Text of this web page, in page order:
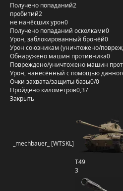
Получено попаданий2
пробитий2
не нанёсших урон0
Получено попаданий осколками0
Урон, заблокированный бронёй0
Урон союзникам (уничтожено/
Обнаружено машин противника0
Повреждено/уничтожено машин
Урон, нанесённый с помощью
Очки захвата/защиты базы0/0
Пройдено километров0,37
Закрыть
_mechbauer_ [WTSKL]
T49
3